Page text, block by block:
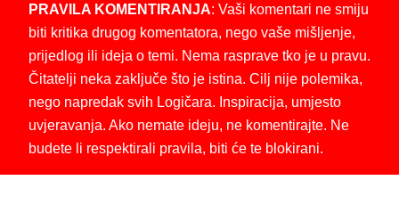
PRAVILA KOMENTIRANJA: Vaši komentari ne smiju
biti kritika drugog komentatora, nego vaše mišljenje,
prijedlog ili ideja o temi. Nema rasprave tko je u pravu.
Čitatelji neka zaključe što je istina. Cilj nije polemika,
nego napredak svih Logičara. Inspiracija, umjesto
uvjeravanja. Ako nemate ideju, ne komentirajte. Ne
budete li respektirali pravila, biti će te blokirani.